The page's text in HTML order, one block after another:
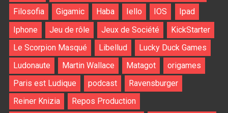
Filosofia
Gigamic Haba Iello IOS
Ipad
Iphone
Jeu de rôle Jeux de Société
KickStarter
Le Scorpion Masqué
Libellud
Lucky Duck Games
Ludonaute
Martin Wallace Matagot
origames
Paris est Ludique
podcast
Ravensburger
Reiner Knizia
Repos Production